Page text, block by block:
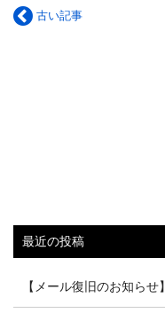
古い記事
最近の投稿
【メール復旧のお知らせ】